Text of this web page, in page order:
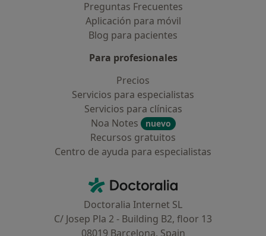
Preguntas Frecuentes
Aplicación para móvil
Blog para pacientes
Para profesionales
Precios
Servicios para especialistas
Servicios para clínicas
Noa Notes
nuevo
Recursos gratuitos
Centro de ayuda para especialistas
Doctoralia - Página de inicio
Doctoralia Internet SL
C/ Josep Pla 2 - Building B2, floor 13
08019 Barcelona, Spain